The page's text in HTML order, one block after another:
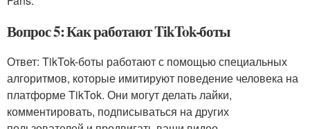
Вопрос 5: Как работают TikTok-боты
Ответ: TikTok-боты работают с помощью специальных
алгоритмов, которые имитируют поведение человека на
платформе TikTok. Они могут делать лайки,
комментировать, подписываться на других